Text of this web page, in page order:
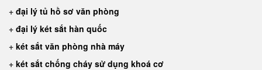
+ đại lý tủ hồ sơ văn phòng
+ đại lý két sắt hàn quốc
+ két sắt văn phòng nhà máy
+ két sắt chống cháy sử dụng khoá cơ